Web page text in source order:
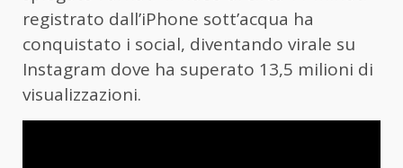
registrato dall’iPhone sott’acqua ha
conquistato i social, diventando virale su
Instagram dove ha superato 13,5 milioni di
visualizzazioni.